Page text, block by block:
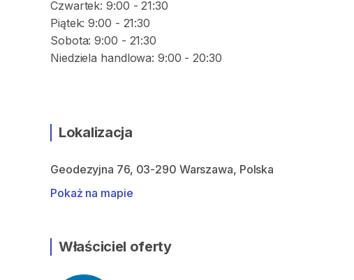
Czwartek: 9:00 - 21:30
Piątek: 9:00 - 21:30
Sobota: 9:00 - 21:30
Niedziela handlowa: 9:00 - 20:30
Lokalizacja
Geodezyjna 76, 03-290 Warszawa, Polska
Pokaż na mapie
Właściciel oferty